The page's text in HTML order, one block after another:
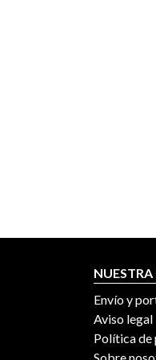
NUESTRA
Envío y
Aviso legal
Política de